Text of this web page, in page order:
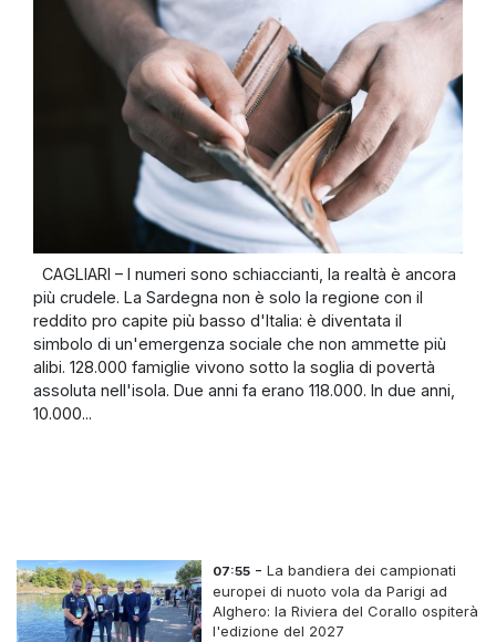
CAGLIARI – I numeri sono schiaccianti, la realtà è ancora
più crudele. La Sardegna non è solo la regione con il
reddito pro capite più basso d'Italia: è diventata il
simbolo di un'emergenza sociale che non ammette più
alibi. 128.000 famiglie vivono sotto la soglia di povertà
assoluta nell'isola. Due anni fa erano 118.000. In due anni,
10.000...
07:55 -La bandiera dei campionati
europei di nuoto vola da Parigi ad
Alghero: la Riviera del Corallo ospiterà
l'edizione del 2027